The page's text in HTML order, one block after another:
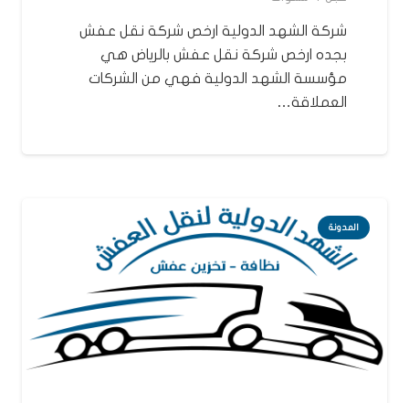
شركة الشهد الدولية ارخص شركة نقل عفش
بجده ارخص شركة نقل عفش بالرياض هي
مؤسسة الشهد الدولية فهي من الشركات
العملاقة…
المدونة